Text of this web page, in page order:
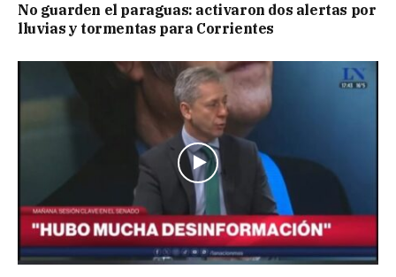
No guarden el paraguas: activaron dos alertas por
lluvias y tormentas para Corrientes